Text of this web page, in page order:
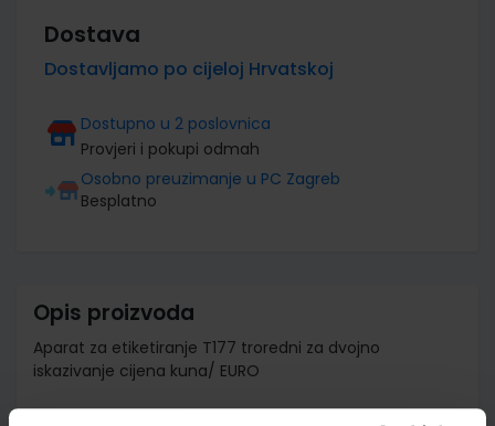
Dostava
Dostavljamo po cijeloj Hrvatskoj
Dostupno u 2 poslovnica
Provjeri i pokupi odmah
Osobno preuzimanje u PC Zagreb
Besplatno
Opis proizvoda
Aparat za etiketiranje T177 troredni za dvojno
iskazivanje cijena kuna/ EURO